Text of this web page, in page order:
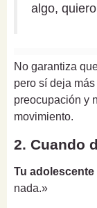
algo,
No garantiza
pero sí deja
preocupación y
movimiento.
2. Cuando
Tu
nada.»